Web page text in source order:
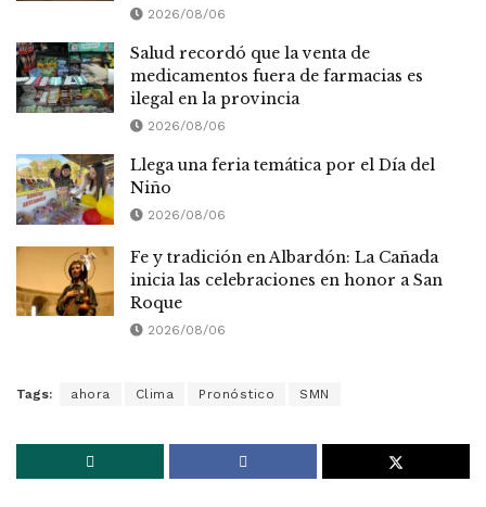
2026/08/06
Salud recordó que la venta de
medicamentos fuera de farmacias es
ilegal en la provincia
2026/08/06
Llega una feria temática por el Día del
Niño
2026/08/06
Fe y tradición en Albardón: La Cañada
inicia las celebraciones en honor a San
Roque
2026/08/06
Tags: ahora Clima Pronóstico SMN